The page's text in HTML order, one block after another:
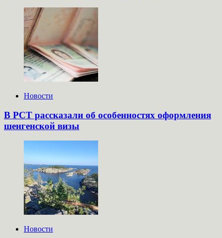
Новости
В РСТ рассказали об особенностях оформления
шенгенской визы
Новости